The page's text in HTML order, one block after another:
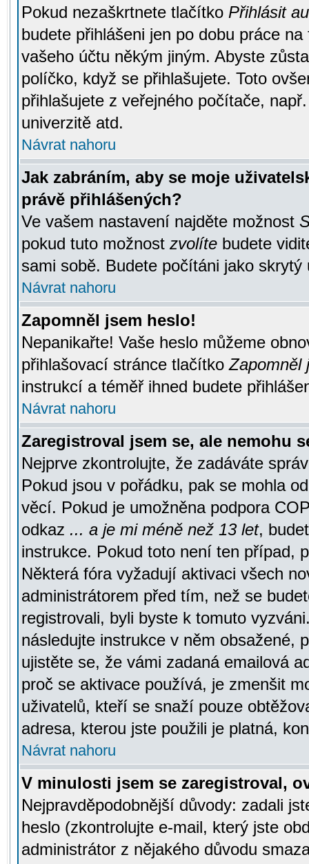
Pokud nezaškrtnete tlačítko Přihlásit
budete přihlášeni jen po dobu práce
vašeho účtu někým jiným. Abyste
políčko, když se přihlašujete. Toto
přihlašujete z veřejného počítače,
univerzitě atd.
Návrat nahoru
Jak zabráním, aby se moje
právě přihlášených?
Ve vašem nastavení najděte možnost
pokud tuto možnost zvolíte budete
sami sobě. Budete počítáni jako skrytý
Návrat nahoru
Zapomněl jsem heslo!
Nepanikařte! Vaše heslo můžeme
přihlašovací stránce tlačítkoZapomněl
instrukcí a téměř ihned budete
Návrat nahoru
Zaregistroval jsem se, ale nemohu
Nejprve zkontrolujte, že zadáváte
Pokud jsou v pořádku, pak se mohla
věcí. Pokud je umožněna podpora
odkaz ... a je mi méně než 13 let,
instrukce. Pokud toto není ten případ,
Některá fóra vyžadují aktivaci všech
administrátorem před tím, než se
registrovali, byli byste k tomuto
následujte instrukce v něm obsažené,
ujistěte se, že vámi zadaná emailová
proč se aktivace používá, je zmenšit
uživatelů, kteří se snaží pouze
adresa, kterou jste použili je platná,
Návrat nahoru
V minulosti jsem se zaregistroval,
Nejpravděpodobnější důvody: zadali
heslo (zkontrolujte e-mail, který jste
administrátor z nějakého důvodu